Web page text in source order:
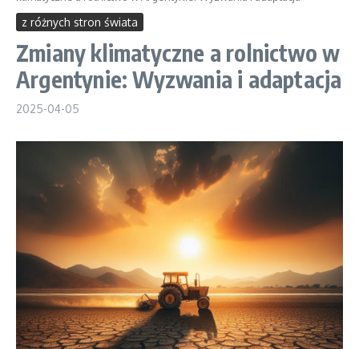
z różnych stron świata
Zmiany klimatyczne a rolnictwo w
Argentynie: Wyzwania i adaptacja
2025-04-05